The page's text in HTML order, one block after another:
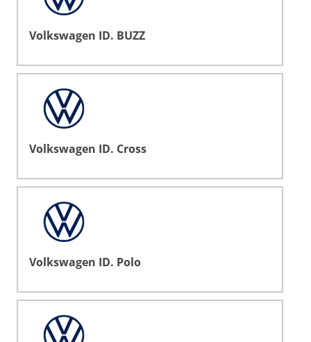
Volkswagen ID. BUZZ
Volkswagen ID. Cross
Volkswagen ID. Polo